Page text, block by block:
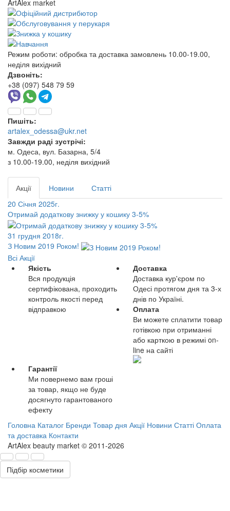
ArtAlex market
Режим роботи: обробка та доставка замовлень 10.00-19.00,
неділя вихідний
Дзвоніть:
+38 (097) 548 79 59
Пишіть:
artalex_odessa@ukr.net
Завжди раді зустрічі:
м. Одеса, вул. Базарна, 5/4
з 10.00-19.00, неділя вихідний
Акції Новини
Статті
20 Січня 2025г.
Отримай додаткову знижку у кошику 3-5%
31 грудня 2018г.
З Новим 2019 Роком!
Всі Акції
Якість
Вся продукція
сертифікована, проходить
контроль якості перед
відправкою
Доставка
Доставка кур'єром по
Одесі протягом дня та 3-х
днів по Україні.
Оплата
Ви можете сплатити товар
готівкою при отриманні
або карткою в режимі on-
line на сайті
Гарантії
Ми повернемо вам гроші
за товар, якщо не буде
досягнуто гарантованого
ефекту
Головна Каталог Бренди Товар дня Акції Новини Статті Оплата
та доставка Контакти
ArtAlex beauty market © 2011-2026
Підбір косметики